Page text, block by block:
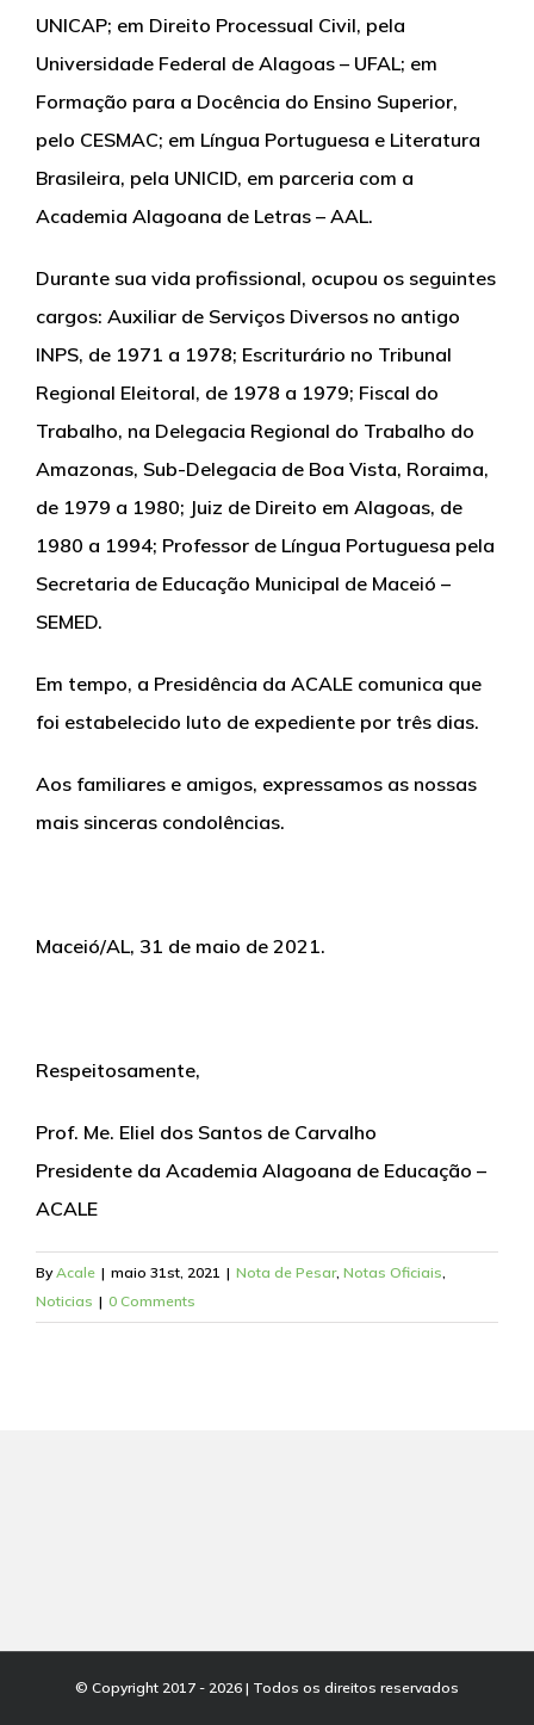
UNICAP; em Direito Processual Civil, pela
Universidade Federal de Alagoas – UFAL; em
Formação para a Docência do Ensino Superior,
pelo CESMAC; em Língua Portuguesa e Literatura
Brasileira, pela UNICID, em parceria com a
Academia Alagoana de Letras – AAL.
Durante sua vida profissional, ocupou os seguintes
cargos: Auxiliar de Serviços Diversos no antigo
INPS, de 1971 a 1978; Escriturário no Tribunal
Regional Eleitoral, de 1978 a 1979; Fiscal do
Trabalho, na Delegacia Regional do Trabalho do
Amazonas, Sub-Delegacia de Boa Vista, Roraima,
de 1979 a 1980; Juiz de Direito em Alagoas, de
1980 a 1994; Professor de Língua Portuguesa pela
Secretaria de Educação Municipal de Maceió –
SEMED.
Em tempo, a Presidência da ACALE comunica que
foi estabelecido luto de expediente por três dias.
Aos familiares e amigos, expressamos as nossas
mais sinceras condolências.
Maceió/AL, 31 de maio de 2021.
Respeitosamente,
Prof. Me. Eliel dos Santos de Carvalho
Presidente da Academia Alagoana de Educação –
ACALE
ByAcale | maio 31st, 2021 | Nota de Pesar, Notas Oficiais
Noticias | 0 Comments
© Copyright 2017 - 2026 | Todos os direitos reservados